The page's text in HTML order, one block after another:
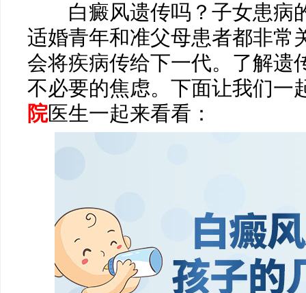
白癜风遗传吗？子女患病
适婚青年和准父母患者都非常
会将疾病传给下一代。了解遗
不必要的焦虑。下面让我们一
院医生一起来看看：